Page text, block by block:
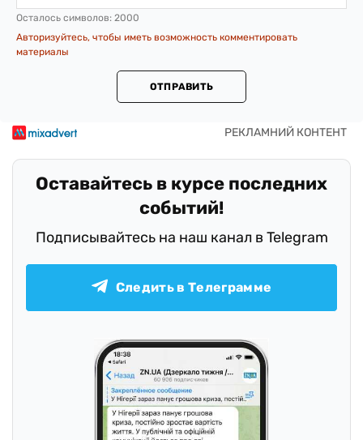
Осталось символов: 2000
Авторизуйтесь, чтобы иметь возможность комментировать
материалы
ОТПРАВИТЬ
Оставайтесь в курсе последних
событий!
Подписывайтесь на наш канал в Telegram
Следить в Телеграмме